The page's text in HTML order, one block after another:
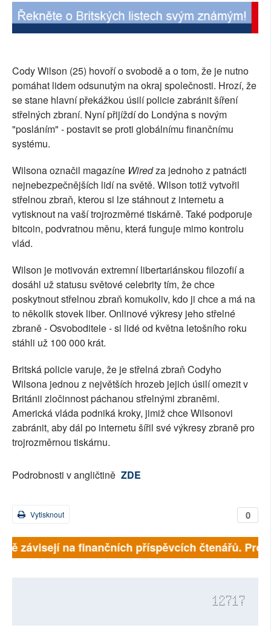
SOCIÁLNÍ SÍTĚ
PLNÁ VERZE STRÁNEK
Cody Wilson (25) hovoří o svobodě a o tom, že je nutno
pomáhat lidem odsunutým na okraj společnosti. Hrozí, že
se stane hlavní překážkou úsilí policie zabránit šíření
střelných zbraní. Nyní přijíždí do Londýna s novým
"posláním" - postavit se proti globálnímu finančnímu
systému.
Wilsona označil magazíne Wiredza jednoho z patnácti
nejnebezpečnějších lidí na světě. Wilson totiž vytvořil
střelnou zbraň, kterou si lze stáhnout z internetu a
vytisknout na vaší trojrozměrné tiskárně. Také podporuje
bitcoin, podvratnou měnu, která funguje mimo kontrolu
vlád.
Wilson je motivován extremní libertariánskou filozofií a
dosáhl už statusu světové celebrity tím, že chce
poskytnout střelnou zbraň komukoliv, kdo ji chce a má na
to několik stovek liber. Onlinové výkresy jeho střelné
zbraně - Osvoboditele - si lidé od května letošního roku
stáhli už 100 000 krát.
Britská policie varuje, že je střelná zbraň Codyho
Wilsona jednou z největších hrozeb jejich úsilí omezit v
Británii zločinnost páchanou střelnými zbraněmi.
Americká vláda podniká kroky, jimiž chce Wilsonovi
zabránit, aby dál po internetu šířil své výkresy zbraně pro
trojrozměrnou tiskárnu.
Podrobnosti v angličtině ZDE
0
Vytisknout
závisejí na finančních příspěvcích čtenářů.
12717